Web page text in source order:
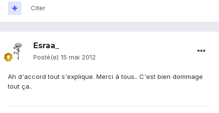
Citer
Esraa_
Posté(e) 15 mai 2012
Ah d'accord tout s'explique. Merci à tous.. C'est bien dommage
tout ça..